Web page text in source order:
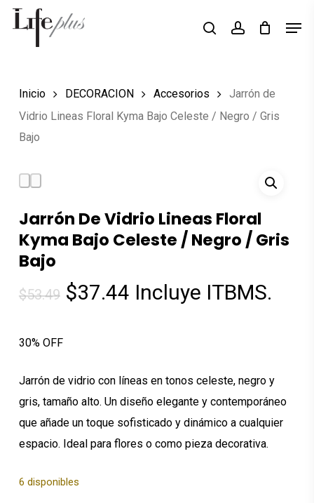
Skip
Búsqueda
productos
searchaccount
Inicio DECORACION Accesorios
Jarrón de
Vidrio Lineas Floral Kyma Bajo Celeste / Negro / Gris
Bajo
Jarrón De Vidrio Lineas Floral
Kyma Bajo Celeste / Negro / Gris
Bajo
$53.49 El
$53.49.
$37.44El
$37.44.
Incluye ITBMS.
30% OFF
Jarrón de vidrio con líneas en tonos celeste, negro y
gris, tamaño alto. Un diseño elegante y contemporáneo
que añade un toque sofisticado y dinámico a cualquier
espacio. Ideal para flores o como pieza decorativa.
6 disponibles